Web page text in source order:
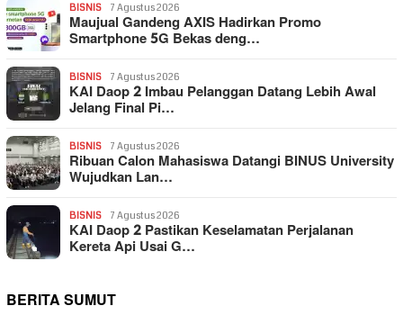
BISNIS 7 Agustus 2026
Maujual Gandeng AXIS Hadirkan Promo
Smartphone 5G Bekas deng…
BISNIS 7 Agustus 2026
KAI Daop 2 Imbau Pelanggan Datang Lebih Awal
Jelang Final Pi…
BISNIS 7 Agustus 2026
Ribuan Calon Mahasiswa Datangi BINUS University
Wujudkan Lan…
BISNIS 7 Agustus 2026
KAI Daop 2 Pastikan Keselamatan Perjalanan
Kereta Api Usai G…
BERITA SUMUT